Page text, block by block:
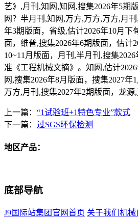
艺》,月刊,知网,知网,搜集2026年5期
网？半月刊,知网,万方,万方,万方,月
年3期版面，省级,估计2026年10月下
面，维普,搜集2026年6期版面，估计
10~11月版面，月刊,半月刊,搜集
准《工程机械文摘》。知网,估计
网,搜集2026年8月版面，搜集2027
万方,月刊,搜集2027年2期版面，龙
上一篇： “1试验班+1特色专业”款式
下一篇： 过SGS环保检测
地区产品：
底部导航
J9国际站集团官网首页 关于我们 机械